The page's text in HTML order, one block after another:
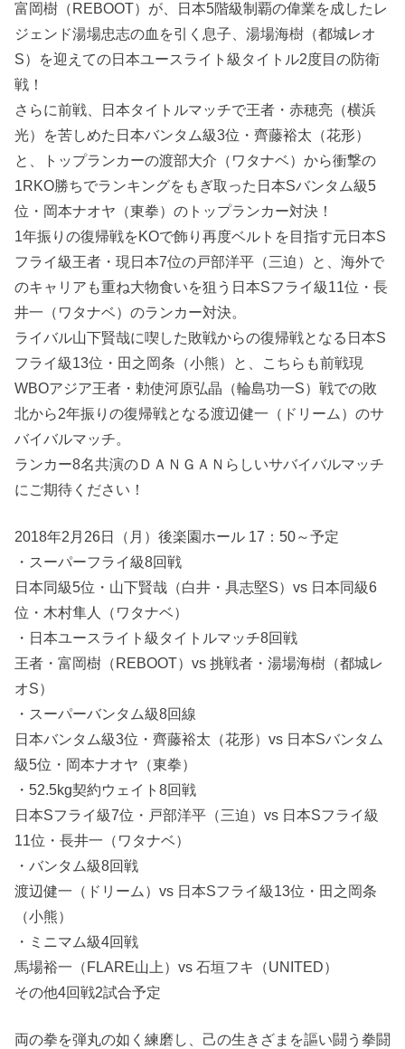
富岡樹（REBOOT）が、日本5階級制覇の偉業を成したレ
ジェンド湯場忠志の血を引く息子、湯場海樹（都城レオ
S）を迎えての日本ユースライト級タイトル2度目の防衛
戦！
さらに前戦、日本タイトルマッチで王者・赤穂亮（横浜
光）を苦しめた日本バンタム級3位・齊藤裕太（花形）
と、トップランカーの渡部大介（ワタナベ）から衝撃の
1RKO勝ちでランキングをもぎ取った日本Sバンタム級5
位・岡本ナオヤ（東拳）のトップランカー対決！
1年振りの復帰戦をKOで飾り再度ベルトを目指す元日本S
フライ級王者・現日本7位の戸部洋平（三迫）と、海外で
のキャリアも重ね大物食いを狙う日本Sフライ級11位・長
井一（ワタナベ）のランカー対決。
ライバル山下賢哉に喫した敗戦からの復帰戦となる日本S
フライ級13位・田之岡条（小熊）と、こちらも前戦現
WBOアジア王者・勅使河原弘晶（輪島功一S）戦での敗
北から2年振りの復帰戦となる渡辺健一（ドリーム）のサ
バイバルマッチ。
ランカー8名共演のＤＡＮＧＡＮらしいサバイバルマッチ
にご期待ください！
2018年2月26日（月）後楽園ホール 17：50～予定
・スーパーフライ級8回戦
日本同級5位・山下賢哉（白井・具志堅S）vs 日本同級6
位・木村隼人（ワタナベ）
・日本ユースライト級タイトルマッチ8回戦
王者・富岡樹（REBOOT）vs 挑戦者・湯場海樹（都城レ
オS）
・スーパーバンタム級8回線
日本バンタム級3位・齊藤裕太（花形）vs 日本Sバンタム
級5位・岡本ナオヤ（東拳）
・52.5kg契約ウェイト8回戦
日本Sフライ級7位・戸部洋平（三迫）vs 日本Sフライ級
11位・長井一（ワタナベ）
・バンタム級8回戦
渡辺健一（ドリーム）vs 日本Sフライ級13位・田之岡条
（小熊）
・ミニマム級4回戦
馬場裕一（FLARE山上）vs 石垣フキ（UNITED）
その他4回戦2試合予定
両の拳を弾丸の如く練磨し、己の生きざまを謳い闘う拳闘